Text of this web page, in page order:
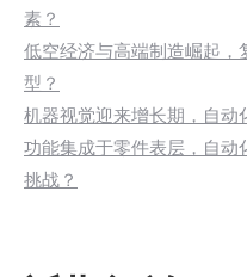
素？
低空经济与高端制造崛起
型？
机器视觉迎来增长期，自动
功能集成于零件表层，自
挑战？